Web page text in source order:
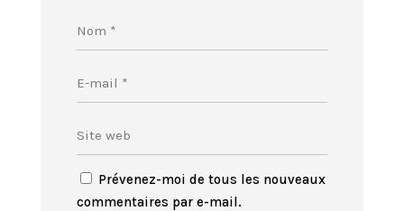
Prévenez-moi de tous les nouveaux
commentaires par e-mail.